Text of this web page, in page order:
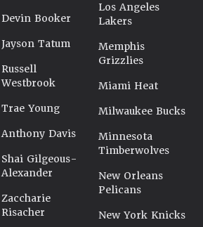
Devin Booker
Jayson Tatum
Russell
Westbrook
Trae Young
Anthony Davis
Shai Gilgeous-
Alexander
Zaccharie
Risacher
Los Angeles
Lakers
Memphis
Grizzlies
Miami Heat
Milwaukee Bucks
Minnesota
Timberwolves
New Orleans
Pelicans
New York Knicks